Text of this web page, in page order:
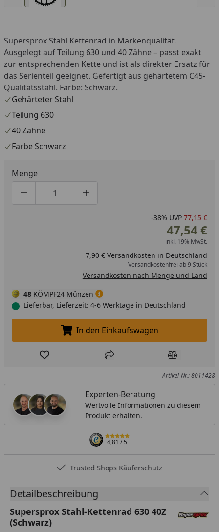
Supersprox Stahl Kettenrad in Markenqualität.
Ausgelegt auf Teilung 630 und 40 Zähne – passt exakt
zur entsprechenden Kette und ist als direkter Ersatz für
das Serienteil geeignet. Gefertigt aus gehärtetem C45-
Qualitätsstahl. Farbe: Schwarz.
Gehärteter Stahl
Teilung 630
40 Zähne
Farbe Schwarz
Menge
Produktmenge um eins verringern
Produktmenge manuell eingeben
Produktmenge um eins erhöhen
-38% UVP 77,15 €
47,54 €
inkl. 19% MwSt.
7,90 € Versandkosten in Deutschland
Versandkostenfrei ab 9 Stück
Versandkosten nach Menge und Land
48 KÖMPF24 Münzen
Lieferbar, Lieferzeit: 4-6 Werktage in Deutschland
In den Einkaufswagen legen
In den Einkaufswagen
Produkt zur Wunschliste hinzufügen
Teilen Produkt
Artikel-Nr.: 8011428
Experten-Beratung
Wertvolle Informationen zu diesem
Produkt erhalten.
4,81/ 5
Trusted Shops Käuferschutz
Detailbeschreibung
Supersprox Stahl-Kettenrad 630 40Z
(Schwarz)